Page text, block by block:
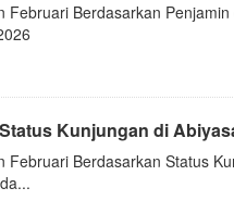
Berdasarkan
Kunjungan di
Berdasarkan Status